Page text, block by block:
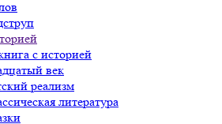
с историей
век
реализм
литература